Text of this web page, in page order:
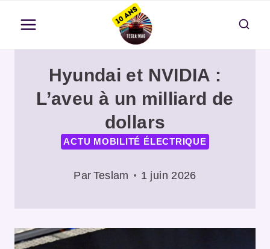
contenu
Hyundai et NVIDIA :
L’aveu à un milliard de
dollars
ACTU MOBILITÉ ÉLECTRIQUE
Par Teslam 1 juin 2026